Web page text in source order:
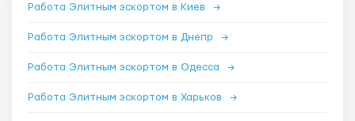
Работа Элитным эскортом в Киев →
Работа Элитным эскортом в Днепр →
Работа Элитным эскортом в Одесса →
Работа Элитным эскортом в Харьков →